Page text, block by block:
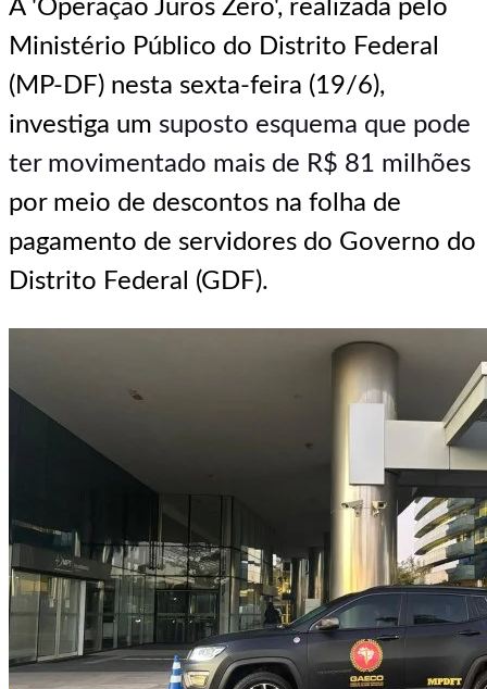
A 'Operação Juros Zero', realizada pelo
Ministério Público do Distrito Federal
(MP-DF) nesta sexta-feira (19/6),
investiga um suposto esquema que pode
ter movimentado mais de R$ 81 milhões
por meio de descontos na folha de
pagamento de servidores do Governo do
Distrito Federal (GDF).